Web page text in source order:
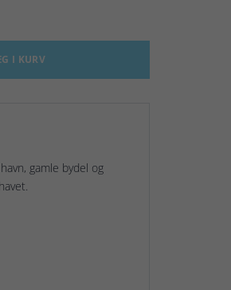
I KURV
gamle bydel og